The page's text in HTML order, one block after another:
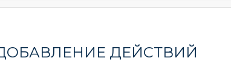
ДЕЙСТВИЙ